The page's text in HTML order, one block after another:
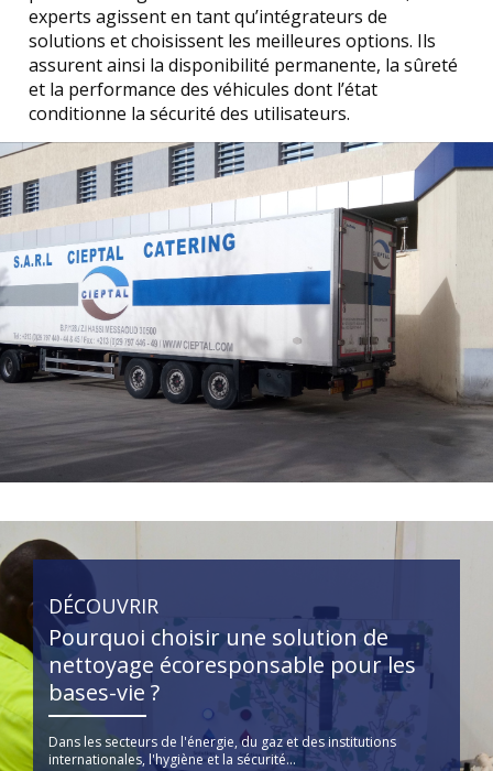
experts agissent en tant qu’intégrateurs de
solutions et choisissent les meilleures options. Ils
assurent ainsi la disponibilité permanente, la sûreté
et la performance des véhicules dont l’état
conditionne la sécurité des utilisateurs.
DÉCOUVRIR
Pourquoi choisir une solution de
nettoyage écoresponsable pour les
bases-vie ?
Dans les secteurs de l'énergie, du gaz et des institutions
internationales, l'hygiène et la sécurité...